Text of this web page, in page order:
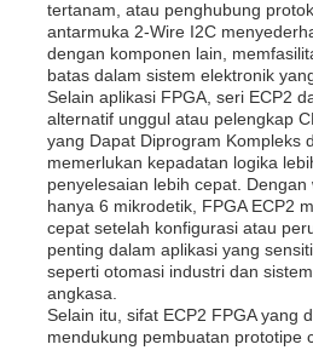
tertanam, atau penghubung
antarmuka 2-Wire I2C
dengan komponen lain,
batas dalam sistem elektronik
Selain aplikasi FPGA, seri ECP2
alternatif unggul atau pelengkap
yang Dapat Diprogram Kompleks
memerlukan kepadatan logika
penyelesaian lebih cepat. Dengan
hanya 6 mikrodetik, FPGA ECP2
cepat setelah konfigurasi atau
penting dalam aplikasi yang
seperti otomasi industri dan
angkasa.
Selain itu, sifat ECP2 FPGA yang
mendukung pembuatan prototipe